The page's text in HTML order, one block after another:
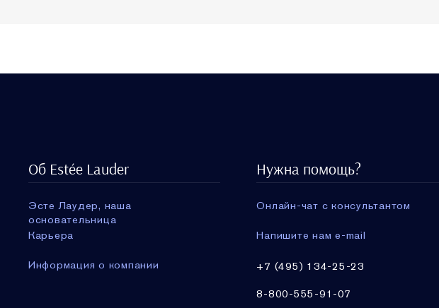
Об Estée Lauder
Эсте Лаудер, наша
основательница
Карьера
Информация о компании
Нужна помощь?
Онлайн-чат с консультантом
Напишите нам e-mail
+7 (495) 134-25-23
8-800-555-91-07